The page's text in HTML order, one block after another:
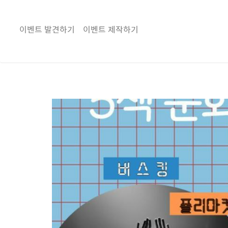
이벤트 발견하기 이벤트 제작하기